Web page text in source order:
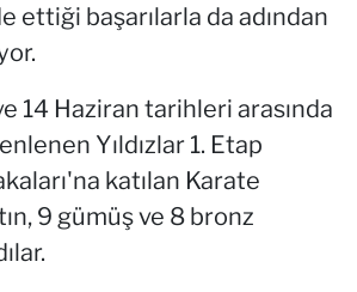
ettiği başarılarla da adından
14 Haziran tarihleri arasında
Yıldızlar 1. Etap
katılan Karate
9 gümüş ve 8 bronz